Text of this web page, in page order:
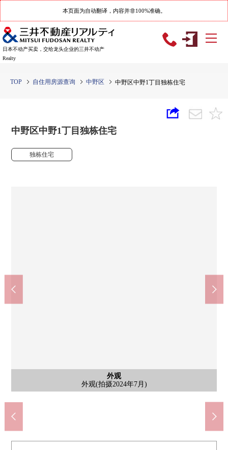
本页面为自动翻译，内容并非100%准确。
日本不动产买卖，交给龙头企业的三井不动产
Realty
TOP 自住用房源查询 中野区 中野区中野1丁目独栋住宅
中野区中野1丁目独栋住宅
独栋住宅
外观
外观(拍摄2024年7月)
厨房
厨房(拍摄2024年7月)
厨房
厨房(拍摄2024年7月)
门口
门口(拍摄2024年7月)
公共汽车
浴室(拍摄2024年7月)
洗脸
洗脸(拍摄2024年7月)
客厅
客厅(拍摄2024年7月)
室内
西式房间(拍摄2024年7月)
室内
西式房间(拍摄2024年7月)
室内
(拍摄2024年7月)
客厅
客厅(拍摄2024年7月)
客厅
客厅(拍摄2024年7月)
风景
风景(拍摄2024年7月)
阳台
屋顶阳台(拍摄2024年7月)
风景
风景(拍摄2024年7月)
室内
室内(拍摄2024年7月)
洗脸
洗脸(拍摄2024年7月)
风景
能观察来自阳台的风景地铁。
其他
设备电子锁设置